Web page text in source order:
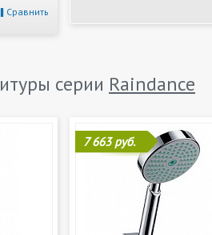
Сравнить
серии Raindance
7 663 руб.